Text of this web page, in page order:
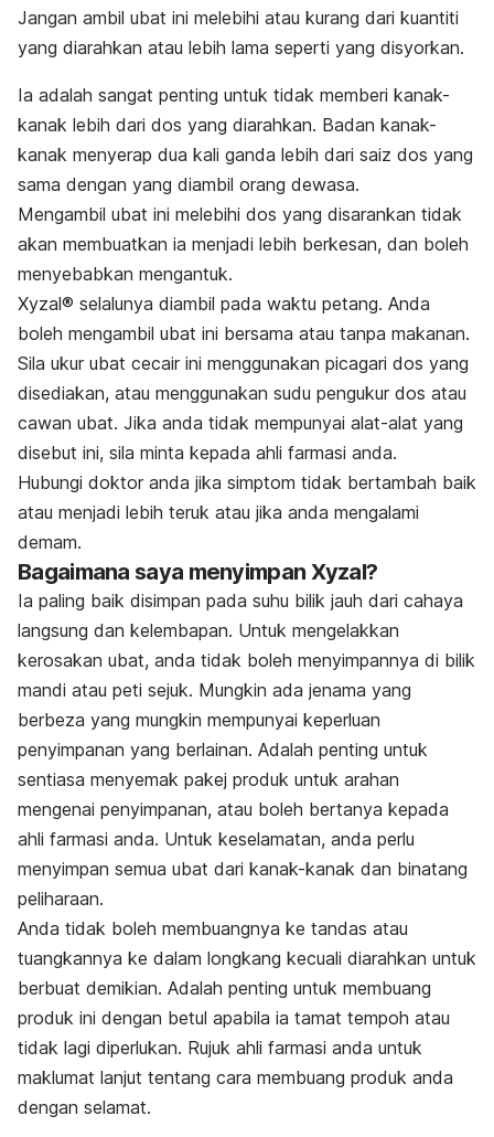
Jangan ambil ubat ini melebihi atau kurang dari kuantiti
yang diarahkan atau lebih lama seperti yang disyorkan.
Ia adalah sangat penting untuk tidak memberi kanak-
kanak lebih dari dos yang diarahkan. Badan kanak-
kanak menyerap dua kali ganda lebih dari saiz dos yang
sama dengan yang diambil orang dewasa.
Mengambil ubat ini melebihi dos yang disarankan tidak
akan membuatkan ia menjadi lebih berkesan, dan boleh
menyebabkan mengantuk.
Xyzal® selalunya diambil pada waktu petang. Anda
boleh mengambil ubat ini bersama atau tanpa makanan.
Sila ukur ubat cecair ini menggunakan picagari dos yang
disediakan, atau menggunakan sudu pengukur dos atau
cawan ubat. Jika anda tidak mempunyai alat-alat yang
disebut ini, sila minta kepada ahli farmasi anda.
Hubungi doktor anda jika simptom tidak bertambah baik
atau menjadi lebih teruk atau jika anda mengalami
demam.
Bagaimana saya menyimpan Xyzal?
Ia paling baik disimpan pada suhu bilik jauh dari cahaya
langsung dan kelembapan. Untuk mengelakkan
kerosakan ubat, anda tidak boleh menyimpannya di bilik
mandi atau peti sejuk. Mungkin ada jenama yang
berbeza yang mungkin mempunyai keperluan
penyimpanan yang berlainan. Adalah penting untuk
sentiasa menyemak pakej produk untuk arahan
mengenai penyimpanan, atau boleh bertanya kepada
ahli farmasi anda. Untuk keselamatan, anda perlu
menyimpan semua ubat dari kanak-kanak dan binatang
peliharaan.
Anda tidak boleh membuangnya ke tandas atau
tuangkannya ke dalam longkang kecuali diarahkan untuk
berbuat demikian. Adalah penting untuk membuang
produk ini dengan betul apabila ia tamat tempoh atau
tidak lagi diperlukan. Rujuk ahli farmasi anda untuk
maklumat lanjut tentang cara membuang produk anda
dengan selamat.